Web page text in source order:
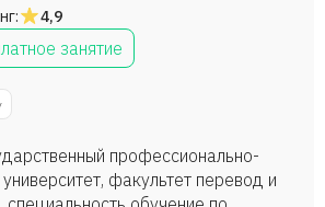
4,9
занятие
профессионально-
факультет перевод и